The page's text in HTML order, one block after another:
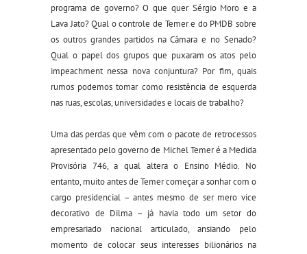
programa de governo? O que quer Sérgio Moro e a
Lava Jato? Qual o controle de Temer e do PMDB sobre
os outros grandes partidos na Câmara e no Senado?
Qual o papel dos grupos que puxaram os atos pelo
impeachment nessa nova conjuntura? Por fim, quais
rumos podemos tomar como resistência de esquerda
nas ruas, escolas, universidades e locais de trabalho?
Uma das perdas que vêm com o pacote de retrocessos
apresentado pelo governo de Michel Temer é a Medida
Provisória 746, a qual altera o Ensino Médio. No
entanto, muito antes de Temer começar a sonhar com o
cargo presidencial – antes mesmo de ser mero vice
decorativo de Dilma – já havia todo um setor do
empresariado nacional articulado, ansiando pelo
momento de colocar seus interesses bilionários na